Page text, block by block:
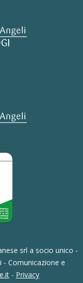
srl a socio unico -
- Comunicazione e
- Privacy